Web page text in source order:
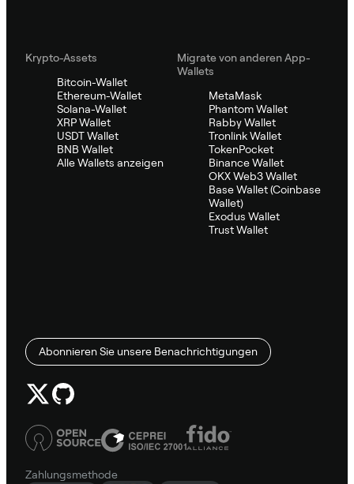
Krypto-Assets
Bitcoin-Wallet
Ethereum-Wallet
Solana-Wallet
XRP Wallet
USDT Wallet
BNB Wallet
Alle Wallets anzeigen
Migrate von anderen App-
Wallets
MetaMask
Phantom Wallet
Rabby Wallet
Tronlink Wallet
TokenPocket
Binance Wallet
OKX Web3 Wallet
Base Wallet (Coinbase
Wallet)
Exodus Wallet
Trust Wallet
Abonnieren Sie unsere Benachrichtigungen
Zahlungsmethode